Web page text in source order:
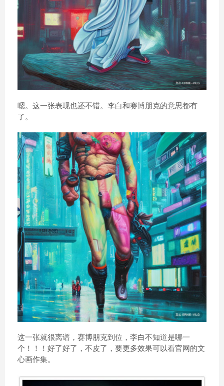
嗯。这一张表现也还不错。李白和赛博朋克的意思都有
了。
这一张就很离谱，赛博朋克到位，李白不知道是哪一
个！！！好了好了，不皮了，要更多效果可以看官网的文
心画作集。